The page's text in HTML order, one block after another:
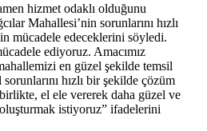
hizmet odaklı olduğunu
Mahallesi’nin sorunlarını hızlı
mücadele edeceklerini söyledi.
ediyoruz. Amacımız
en güzel şekilde temsil
hızlı bir şekilde çözüm
el ele vererek daha güzel ve
istiyoruz” ifadelerini